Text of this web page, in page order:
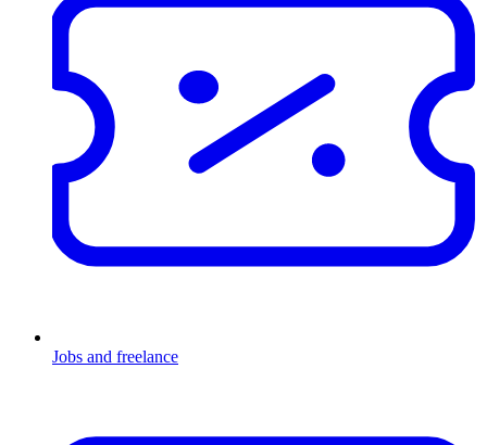
Jobs and freelance